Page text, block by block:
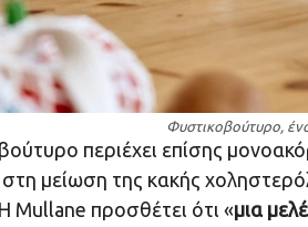
Φυστικοβούτυρο,
περιέχει επίσης
μείωση της κακής
Mullane προσθέτει ότι «μια